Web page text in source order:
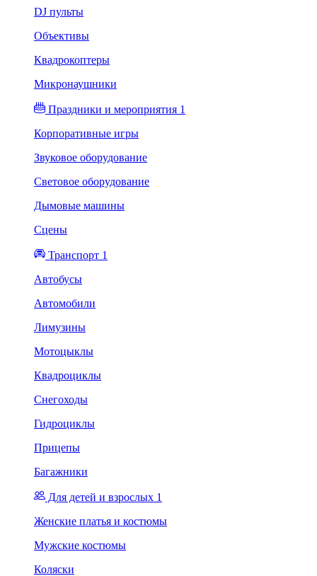
DJ пульты
Объективы
Квадрокоптеры
Микронаушники
Праздники и мероприятия 1
Корпоративные игры
Звуковое оборудование
Световое оборудование
Дымовые машины
Сцены
Транспорт 1
Автобусы
Автомобили
Лимузины
Мотоцыклы
Квадроциклы
Снегоходы
Гидроциклы
Прицепы
Багажники
Для детей и взрослых 1
Женские платья и костюмы
Мужские костюмы
Коляски